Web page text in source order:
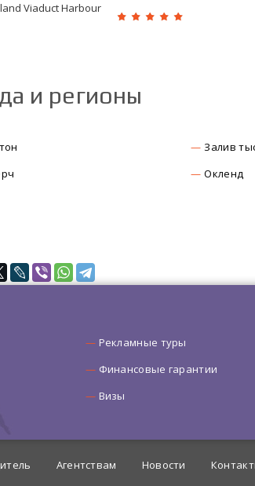
Viaduct Harbour
и регионы
Залив
Окленд
Рекламные туры
Финансовые гарантии
Визы
Агентствам Новости